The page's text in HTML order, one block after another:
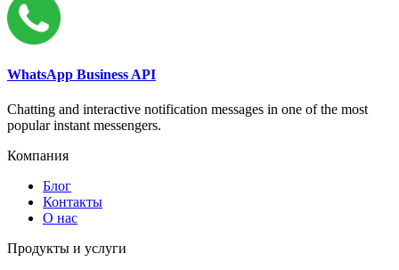
WhatsApp Business API
Chatting and interactive notification messages in one of the most
popular instant messengers.
Компания
Блог
Контакты
О нас
Продукты и услуги